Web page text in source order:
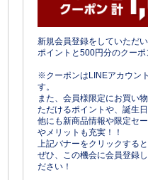
新規会員登録をしていただ
ポイントと500円分のクーポ
※クーポンはLINEアカウン
す。
また、会員様限定にお買い
ただけるポイントや、誕生
他にも新商品情報や限定セ
やメリットも充実！！
上記バナーをクリックする
ぜひ、この機会に会員登録
ださい！